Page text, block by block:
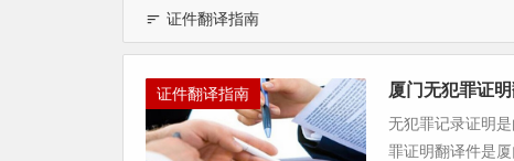
证件翻译指南
证件翻译指南 厦门无犯罪证
无犯罪记录证明
罪证明翻译件是